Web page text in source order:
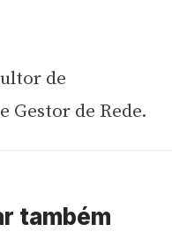
de
Gestor de Rede.
também